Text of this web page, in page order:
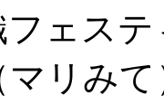
ェス
リみ